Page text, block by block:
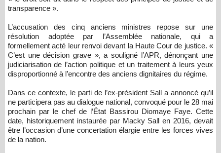
transparence ».
L’accusation des cinq anciens ministres repose sur une
résolution adoptée par l’Assemblée nationale, qui a
formellement acté leur renvoi devant la Haute Cour de justice. «
C’est une décision grave », a souligné l’APR, dénonçant une
judiciarisation de l’action politique et un traitement à leurs yeux
disproportionné à l’encontre des anciens dignitaires du régime.
Dans ce contexte, le parti de l’ex-président Sall a annoncé qu’il
ne participera pas au dialogue national, convoqué pour le 28 mai
prochain par le chef de l’État Bassirou Diomaye Faye. Cette
date, historiquement instaurée par Macky Sall en 2016, devait
être l’occasion d’une concertation élargie entre les forces vives
de la nation.